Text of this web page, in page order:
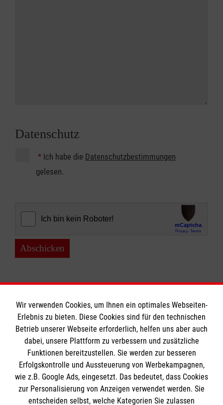
Datenschutz
* Ich habe die Datenschutzbestimmungen
gelesen.
Abschicken
Informationen
Impressum
Datenschutz
Barrierefreiheit
Die Malteser
Wir verwenden Cookies, um Ihnen ein optimales Webseiten-
Erlebnis zu bieten. Diese Cookies sind für den technischen
Betrieb unserer Webseite erforderlich, helfen uns aber auch
dabei, unsere Plattform zu verbessern und zusätzliche
Funktionen bereitzustellen. Sie werden zur besseren
Erfolgskontrolle und Aussteuerung von Werbekampagnen,
wie z.B. Google Ads, eingesetzt. Das bedeutet, dass Cookies
zur Personalisierung von Anzeigen verwendet werden. Sie
entscheiden selbst, welche Kategorien Sie zulassen